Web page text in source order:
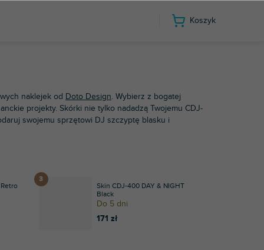
Koszyk
naklejek od Doto Design. Wybierz z bogatej
projekty. Skórki nie tylko nadadzą Twojemu CDJ-
swojemu sprzętowi DJ szczyptę blasku i
Skin CDJ-400 DAY & NIGHT
Black
Do 5 dni
171 zł